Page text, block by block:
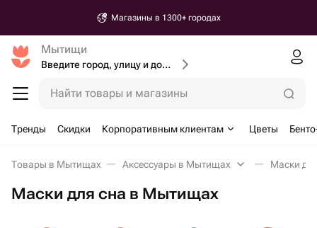
Магазины в 1300+ городах
Мытищи
Введите город, улицу и дом доставки
Найти товары и магазины
Тренды Скидки Корпоративным клиентам Цветы
Товары в Мытищах Аксессуары в Мытищах Маски
Маски для сна в Мытищах